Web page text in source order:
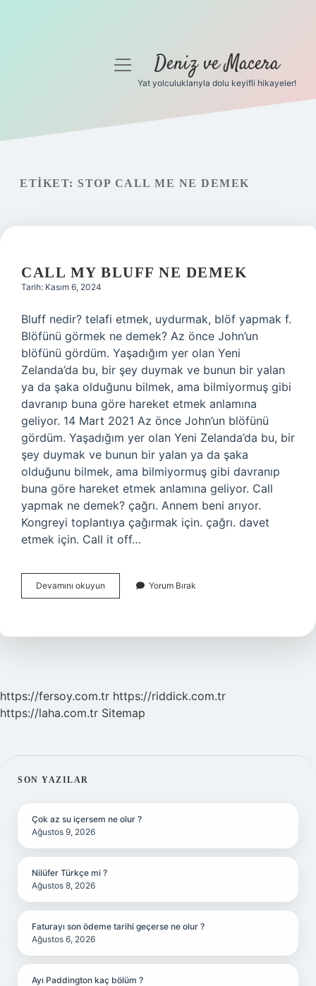
Gizlilik Politikası
menüyüDeniz ve Macera
Yat yolculuklarıyla dolu keyifli hikayeler!
ETIKET: STOP CALL ME NE DEMEK
CALL MY BLUFF NE DEMEK
Tarih: Kasım 6, 2024
Bluff nedir? telafi etmek, uydurmak, blöf yapmak f.
Blöfünü görmek ne demek? Az önce John’un
blöfünü gördüm. Yaşadığım yer olan Yeni
Zelanda’da bu, bir şey duymak ve bunun bir yalan
ya da şaka olduğunu bilmek, ama bilmiyormuş gibi
davranıp buna göre hareket etmek anlamına
geliyor. 14 Mart 2021 Az önce John’un blöfünü
gördüm. Yaşadığım yer olan Yeni Zelanda’da bu, bir
şey duymak ve bunun bir yalan ya da şaka
olduğunu bilmek, ama bilmiyormuş gibi davranıp
buna göre hareket etmek anlamına geliyor. Call
yapmak ne demek? çağrı. Annem beni arıyor.
Kongreyi toplantıya çağırmak için. çağrı. davet
etmek için. Call it off…
Devamını okuyun
My
Demek
Yorum Bırak
https://fersoy.com.tr https://riddick.com.tr
https://laha.com.tr Sitemap
SIDEBAR
SON YAZILAR
Çok az su içersem ne olur ?
Ağustos 9, 2026
Nilüfer Türkçe mi ?
Ağustos 8, 2026
Faturayı son ödeme tarihi geçerse ne olur ?
Ağustos 6, 2026
Ayı Paddington kaç bölüm ?